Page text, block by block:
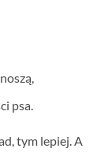
psa.
tym lepiej. A